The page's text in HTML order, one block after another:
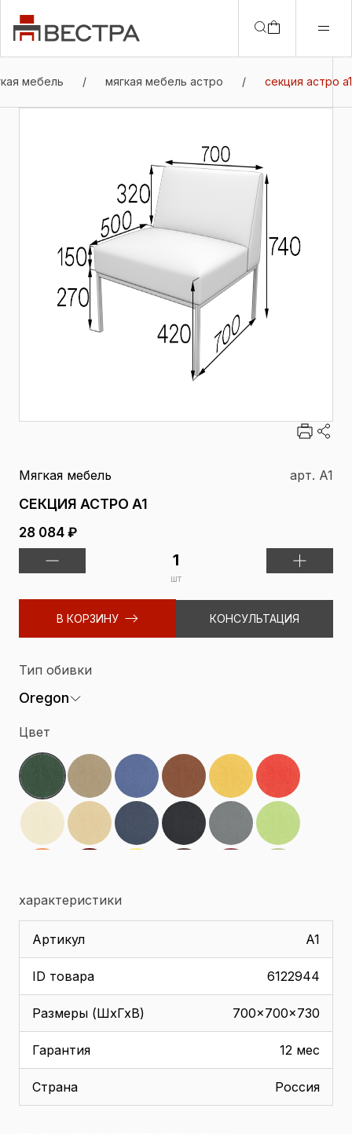
мебель / мягкая мебель астро / секция астро a1
Мягкая мебель арт. A1
СЕКЦИЯ АСТРО A1
28 084 ₽
шт
В КОРЗИНУ КОНСУЛЬТАЦИЯ
Тип обивки
Oregon
Цвет
характеристики
Артикул A1
ID товара 6122944
Размеры (ШхГхВ) 700x700x730
Гарантия 12 мес
Страна Россия